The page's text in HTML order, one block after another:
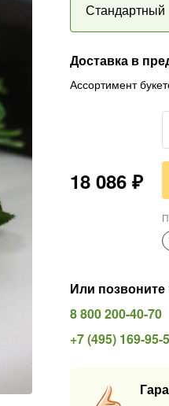
Стандартный
Доставка в
Ассортимент
18 086 ₽
Или позвоните
8 800 200-40-70
+7 (495) 169-95-